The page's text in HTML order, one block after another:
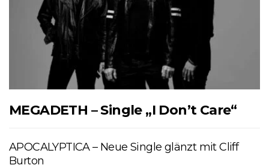
MEGADETH – Single „I Don’t Care“
APOCALYPTICA – Neue Single glänzt mit Cliff
Burton